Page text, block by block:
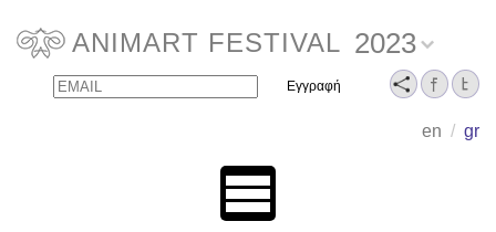
ANIMART FESTIVAL 2023
en / gr
Email Name